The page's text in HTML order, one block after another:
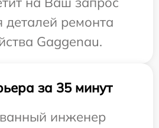
деталей ремонта
Gaggenau.
за 35 минут
инженер